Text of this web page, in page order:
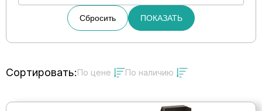
Сбросить ПОКАЗАТЬ
Сортировать:По цене По наличию